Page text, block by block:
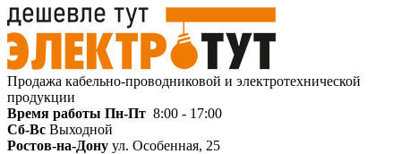
Продажа кабельно-проводниковой и электротехнической
продукции
Время работы Пн-Пт 8:00 - 17:00
Сб-Вс Выходной
Ростов-на-Дону ул. Особенная, 25